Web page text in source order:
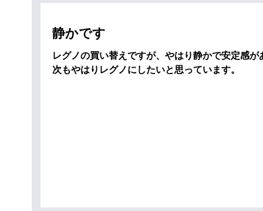
静かです
レグノの買い替えですが、やはり静かで安定感が
次もやはりレグノにしたいと思っています。